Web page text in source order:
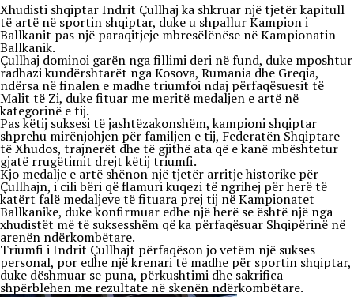
Xhudisti shqiptar Indrit Çullhaj ka shkruar një tjetër kapitull
të artë në sportin shqiptar, duke u shpallur Kampion i
Ballkanit pas një paraqitjeje mbresëlënëse në Kampionatin
Ballkanik.
Çullhaj dominoi garën nga fillimi deri në fund, duke mposhtur
radhazi kundërshtarët nga Kosova, Rumania dhe Greqia,
ndërsa në finalen e madhe triumfoi ndaj përfaqësuesit të
Malit të Zi, duke fituar me meritë medaljen e artë në
kategorinë e tij.
Pas këtij suksesi të jashtëzakonshëm, kampioni shqiptar
shprehu mirënjohjen për familjen e tij, Federatën Shqiptare
të Xhudos, trajnerët dhe të gjithë ata që e kanë mbështetur
gjatë rrugëtimit drejt këtij triumfi.
Kjo medalje e artë shënon një tjetër arritje historike për
Çullhajn, i cili bëri që flamuri kuqezi të ngrihej për herë të
katërt falë medaljeve të fituara prej tij në Kampionatet
Ballkanike, duke konfirmuar edhe një herë se është një nga
xhudistët më të suksesshëm që ka përfaqësuar Shqipërinë në
arenën ndërkombëtare.
Triumfi i Indrit Çullhajt përfaqëson jo vetëm një sukses
personal, por edhe një krenari të madhe për sportin shqiptar,
duke dëshmuar se puna, përkushtimi dhe sakrifica
shpërblehen me rezultate në skenën ndërkombëtare.